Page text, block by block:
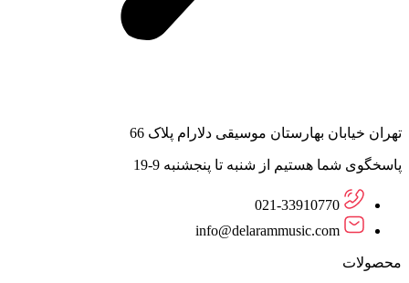
تهران خیابان بهارستان موسیقی دلارام پلاک 66
پاسخگوی شما هستیم از شنبه تا پنجشنبه 9-19
021-33910770
info@delarammusic.com
محصولات